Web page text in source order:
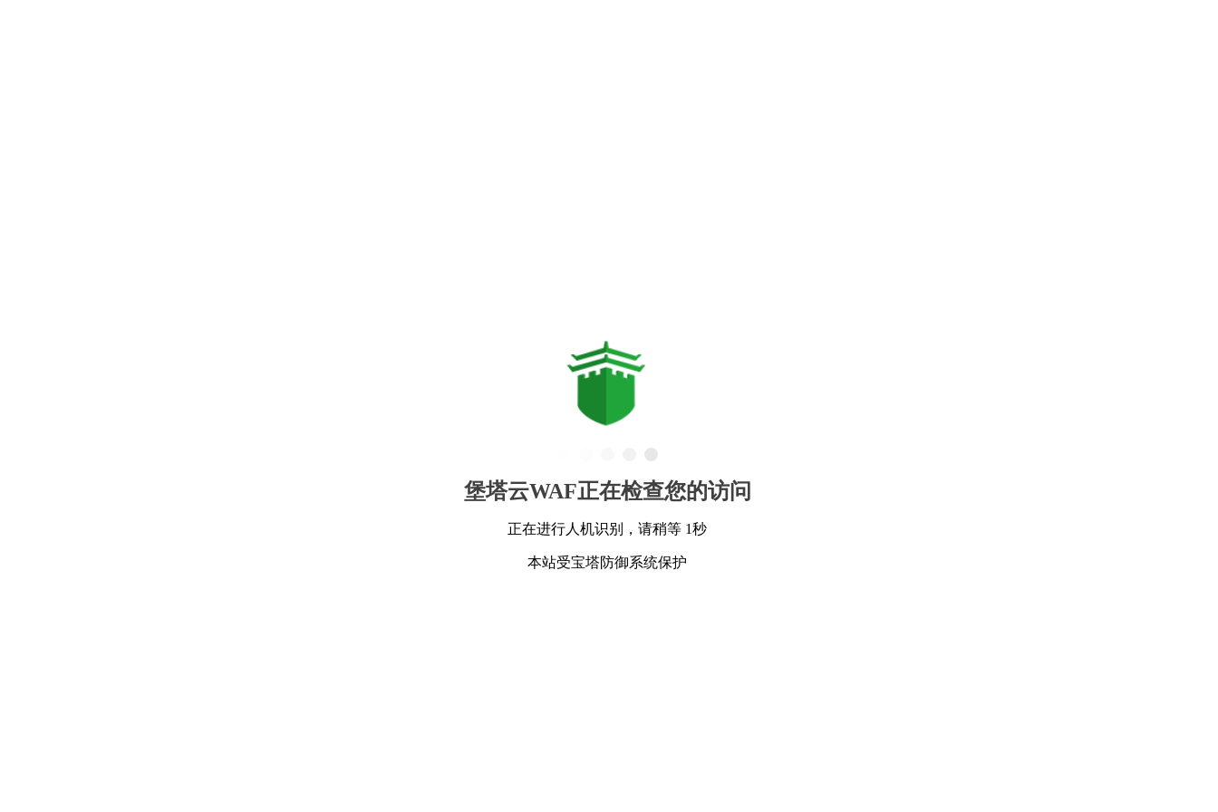
堡塔云WAF正在检查您的访问
正在进行人机识别，请稍等 1秒
本站受宝塔防御系统保护